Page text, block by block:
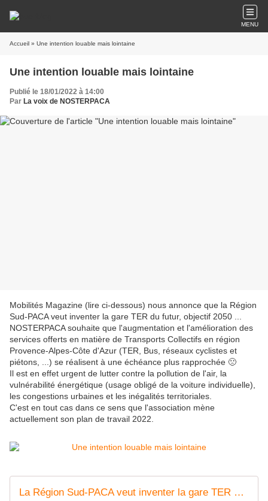
MENU
Accueil » Une intention louable mais lointaine
Une intention louable mais lointaine
Publié le 18/01/2022 à 14:00
Par La voix de NOSTERPACA
Mobilités Magazine (lire ci-dessous) nous annonce que la Région
Sud-PACA veut inventer la gare TER du futur, objectif 2050 ...
NOSTERPACA souhaite que l'augmentation et l'amélioration des
services offerts en matière de Transports Collectifs en région
Provence-Alpes-Côte d'Azur (TER, Bus, réseaux cyclistes et
piétons, ...) se réalisent à une échéance plus rapprochée 🙁
Il est en effet urgent de lutter contre la pollution de l'air, la
vulnérabilité énergétique (usage obligé de la voiture individuelle),
les congestions urbaines et les inégalités territoriales.
C'est en tout cas dans ce sens que l'association mène
actuellement son plan de travail 2022.
La Région Sud-PACA veut inventer la gare TER du futur